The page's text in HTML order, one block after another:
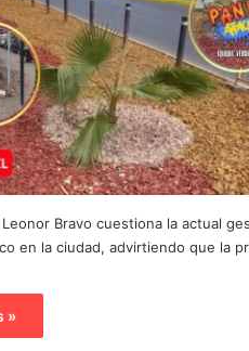
Bravo cuestiona la actual
en la ciudad, advirtiendo que la
»